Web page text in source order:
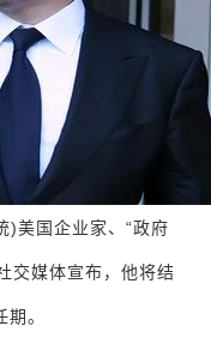
)美国企业家、“政府
交媒体宣布，他将结
。